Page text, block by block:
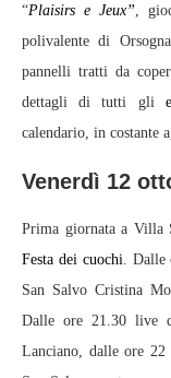
“Plaisirs e Jeux” ,
polivalente di
pannelli tratti da
dettagli di tutti gli
calendario, in costante
Venerdì 12
Prima giornata a Villa
Festa dei cuochi .
San Salvo Cristina
Dalle ore 21.30 live
Lanciano, dalle ore